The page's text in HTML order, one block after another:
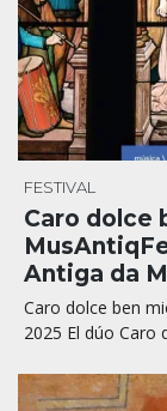
FESTIVAL
Caro dolce
Antiga da
Caro dolce ben
2025 El dúo Caro